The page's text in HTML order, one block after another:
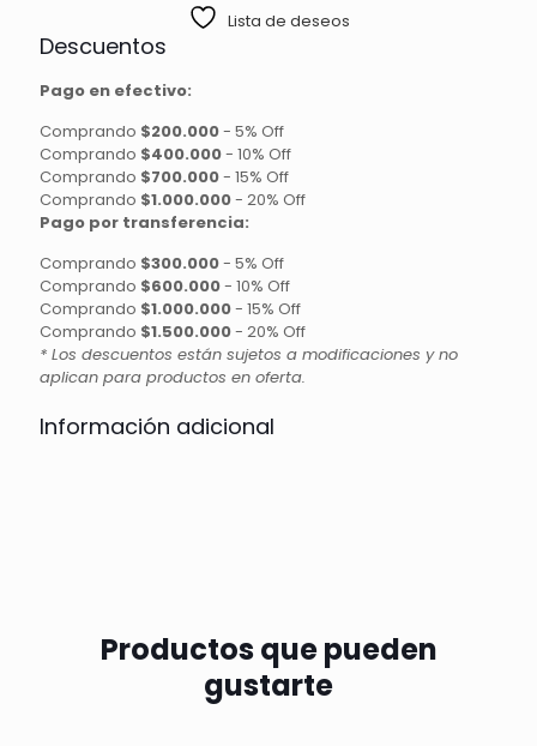
Lista de deseos
Descuentos
Pago en efectivo:
Comprando $200.000- 5% Off
Comprando $400.000- 10% Off
Comprando $700.000- 15% Off
Comprando $1.000.000- 20% Off
Pago por transferencia:
Comprando $300.000- 5% Off
Comprando $600.000- 10% Off
Comprando $1.000.000- 15% Off
Comprando $1.500.000- 20% Off
* Los descuentos están sujetos a modificaciones y no
aplican para productos en oferta.
Información adicional
Productos que pueden
gustarte